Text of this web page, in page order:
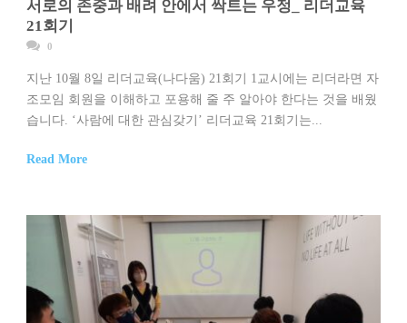
서로의 존중과 배려 안에서 싹트는 우정_ 리더교육
21회기
0
지난 10월 8일 리더교육(나다움) 21회기 1교시에는 리더라면 자
조모임 회원을 이해하고 포용해 줄 주 알아야 한다는 것을 배웠
습니다. ‘사람에 대한 관심갖기’ 리더교육 21회기는...
Read More